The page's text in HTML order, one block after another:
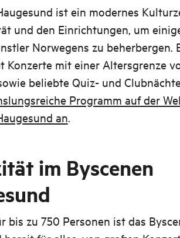
ist ein modernes
und den Einrichtungen, um
Norwegens zu beherbergen.
Konzerte mit einer Altersgrenze
beliebte Quiz- und
Programm auf der
an.
im Byscenen
bis zu 750 Personen ist das